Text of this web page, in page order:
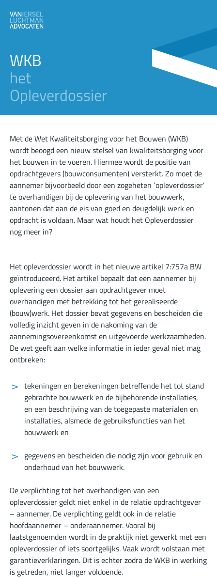
WKB
het
Opleverdossier
Met de Wet Kwaliteitsborging voor het Bouwen (WKB)
wordt beoogd een nieuw stelsel van kwaliteitsborging voor
het bouwen in te voeren. Hiermee wordt de positie van
opdrachtgevers (bouwconsumenten) versterkt. Zo moet de
aannemer bijvoorbeeld door een zogeheten ‘opleverdossier’
te overhandigen bij de oplevering van het bouwwerk,
aantonen dat aan de eis van goed en deugdelijk werk en
opdracht is voldaan. Maar wat houdt het Opleverdossier
nog meer in?
Het opleverdossier wordt in het nieuwe artikel 7:757a BW
geïntroduceerd. Het artikel bepaalt dat een aannemer bij
oplevering een dossier aan opdrachtgever moet
overhandigen met betrekking tot het gerealiseerde
(bouw)werk. Het dossier bevat gegevens en bescheiden die
volledig inzicht geven in de nakoming van de
aannemingsovereenkomst en uitgevoerde werkzaamheden.
De wet geeft aan welke informatie in ieder geval niet mag
ontbreken:
tekeningen en berekeningen betreffende het tot stand
gebrachte bouwwerk en de bijbehorende installaties,
en een beschrijving van de toegepaste materialen en
installaties, alsmede de gebruiksfuncties van het
bouwwerk en
gegevens en bescheiden die nodig zijn voor gebruik en
onderhoud van het bouwwerk.
De verplichting tot het overhandigen van een
opleverdossier geldt niet enkel in de relatie opdrachtgever
– aannemer. De verplichting geldt ook in de relatie
hoofdaannemer – onderaannemer. Vooral bij
laatstgenoemden wordt in de praktijk niet gewerkt met een
opleverdossier of iets soortgelijks. Vaak wordt volstaan met
garantieverklaringen. Dit is echter zodra de WKB in werking
is getreden, niet langer voldoende.